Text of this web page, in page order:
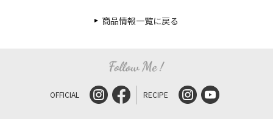
商品情報一覧に戻る
OFFICIAL RECIPE